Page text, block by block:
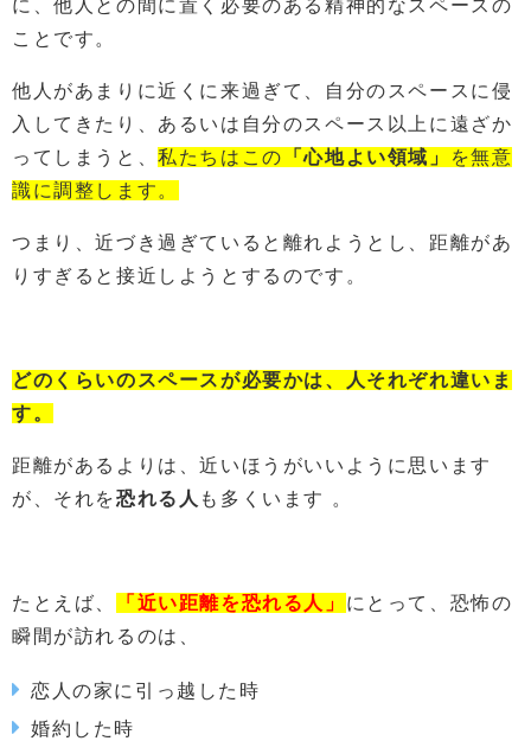
に、他人との間に置く必要のある精神的なスペースの
ことです。
他人があまりに近くに来過ぎて、自分のスペースに侵
入してきたり、あるいは自分のスペース以上に遠ざか
ってしまうと、私たちはこの 「心地よい領域」
を無意
識に調整します。
つまり、近づき過ぎていると離れようとし、距離があ
りすぎると接近しようとするのです。
どのくらいのスペースが必要かは、人それぞれ違いま
す。
距離があるよりは、近いほうがいいように思います
が、それを恐れる人 も多くいます 。
たとえば、 「近い距離を恐れる人」 にとって、恐怖の
瞬間が訪れるのは、
恋人の家に引っ越した時
婚約した時